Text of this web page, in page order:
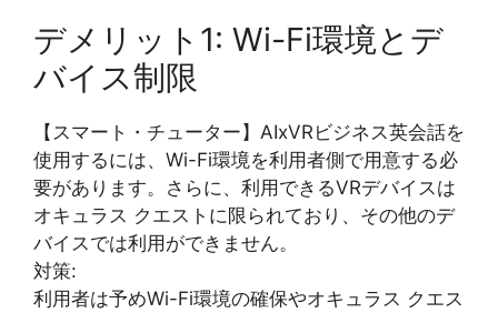
デメリット1: Wi-Fi環境とデ
バイス制限
【スマート・チューター】AIxVRビジネス英会話を
使用するには、Wi-Fi環境を利用者側で用意する必
要があります。さらに、利用できるVRデバイスは
オキュラス クエストに限られており、その他のデ
バイスでは利用ができません。
対策:
利用者は予めWi-Fi環境の確保やオキュラス クエス